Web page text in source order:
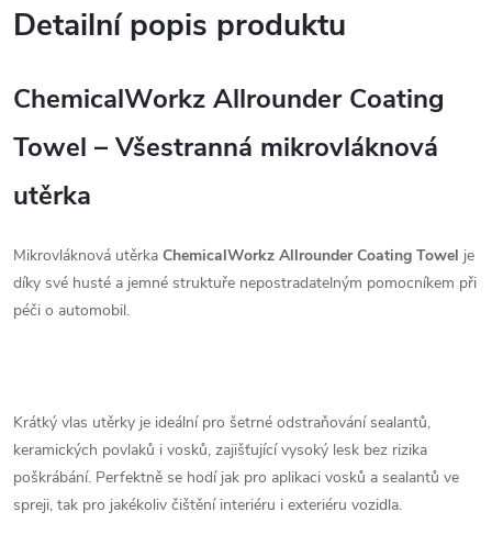
Detailní popis produktu
ChemicalWorkz Allrounder Coating
Towel – Všestranná mikrovláknová
utěrka
Mikrovláknová utěrka ChemicalWorkz Allrounder Coating Towel je
díky své husté a jemné struktuře nepostradatelným pomocníkem při
péči o automobil.
Krátký vlas utěrky je ideální pro šetrné odstraňování sealantů,
keramických povlaků i vosků, zajišťující vysoký lesk bez rizika
poškrábání. Perfektně se hodí jak pro aplikaci vosků a sealantů ve
spreji, tak pro jakékoliv čištění interiéru i exteriéru vozidla.